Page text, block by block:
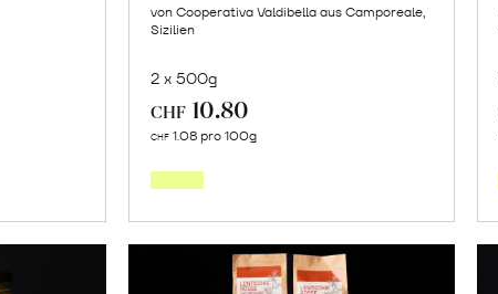
von Cooperativa Valdibella aus Camporeale,
Sizilien
2 x 500g
CHF 10.80
CHF 1.08 pro 100g